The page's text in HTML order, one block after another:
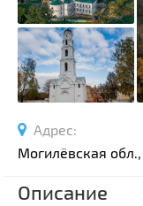
Военная
Гражданская
Спортивные
Производства
Родовые
Национальные
Адрес:
Могилёвская
Описание